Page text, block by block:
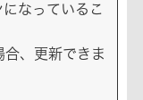
なっているこ
合、更新できま